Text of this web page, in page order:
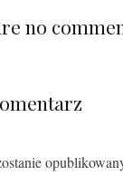
no